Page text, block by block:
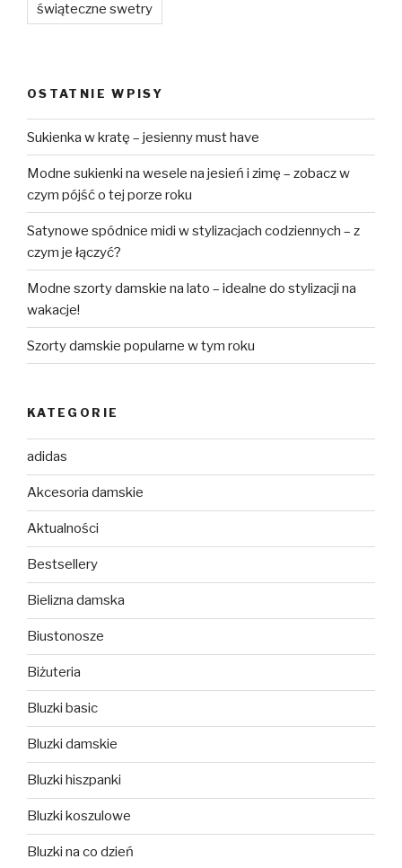
świąteczne swetry
OSTATNIE WPISY
Sukienka w kratę – jesienny must have
Modne sukienki na wesele na jesień i zimę – zobacz w
czym pójść o tej porze roku
Satynowe spódnice midi w stylizacjach codziennych – z
czym je łączyć?
Modne szorty damskie na lato – idealne do stylizacji na
wakacje!
Szorty damskie popularne w tym roku
KATEGORIE
adidas
Akcesoria damskie
Aktualności
Bestsellery
Bielizna damska
Biustonosze
Biżuteria
Bluzki basic
Bluzki damskie
Bluzki hiszpanki
Bluzki koszulowe
Bluzki na co dzień